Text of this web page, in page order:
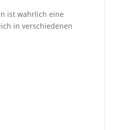
ist wahrlich eine
in verschiedenen